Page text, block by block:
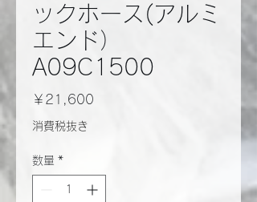
ックホース(アルミ
エンド）
A09C1500
￥21,600
消費税抜き
数量 *